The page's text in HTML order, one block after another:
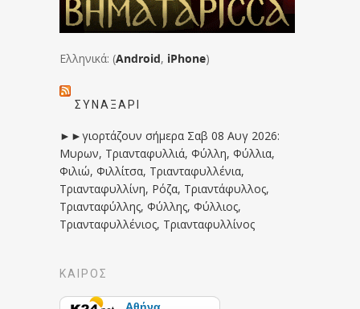
Ελληνικά: (Android, iPhone)
ΣΥΝΑΞΆΡΙ
►►γιορτάζουν σήμερα Σαβ 08 Αυγ 2026:
Μυρων, Τριανταφυλλιά, Φύλλη, Φύλλια,
Φιλιώ, Φιλλίτσα, Τριανταφυλλένια,
Τριανταφυλλίνη, Ρόζα, Τριαντάφυλλος,
Τριανταφύλλης, Φύλλης, Φύλλιος,
Τριανταφυλλένιος, Τριανταφυλλίνος
ΚΑΙΡΟΣ